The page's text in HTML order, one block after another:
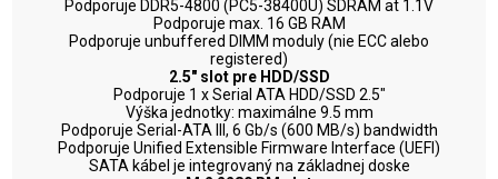
Podporuje DDR5-4800 (PC5-38400U) SDRAM at 1.1V
Podporuje max. 16 GB RAM
Podporuje unbuffered DIMM moduly (nie ECC alebo
registered)
2.5" slot pre HDD/SSD
Podporuje 1 x Serial ATA HDD/SSD 2.5"
Výška jednotky: maximálne 9.5 mm
Podporuje Serial-ATA III, 6 Gb/s (600 MB/s) bandwidth
Podporuje Unified Extensible Firmware Interface (UEFI)
SATA kábel je integrovaný na základnej doske